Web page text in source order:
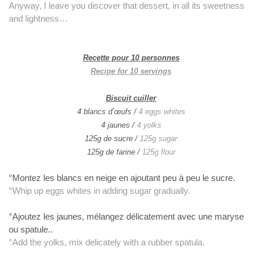
Anyway, I leave you discover that dessert, in all its sweetness
and lightness…
Recette pour 10 personnes
Recipe for 10 servings
Biscuit cuiller
4 blancs d’œufs /4 eggs whites
4 jaunes /4 yolks
125g de sucre / 125g sugar
125g de farine / 125g flour
°Montez les blancs en neige en ajoutant peu à peu le sucre.
°Whip up eggs whites in adding sugar gradually.
°Ajoutez les jaunes, mélangez délicatement avec une maryse
ou spatule..
°Add the yolks, mix delicately with a rubber spatula.